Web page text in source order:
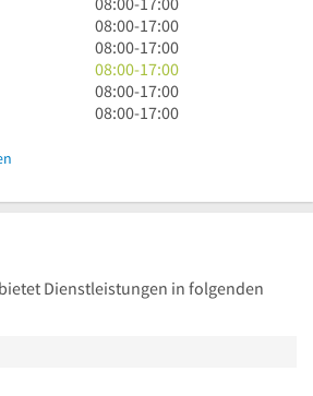
bis
17
Uhr
Uhr
bis
17
Uhr
8
Uhr
bis
17
Uhr
08:00-17:00
8
Uhr
bis
17
08:00-17:00
8
Uhr
bis
08:00-17:00
8
Uhr
08:00-17:00
8
Uhr
08:00-17:00
Dienstleistungen in folgenden